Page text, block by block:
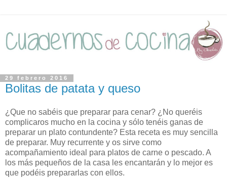
29 febrero 2016
Bolitas de patata y queso
¿Que no sabéis que preparar para cenar? ¿No queréis
complicaros mucho en la cocina y sólo tenéis ganas de
preparar un plato contundente? Esta receta es muy sencilla
de preparar. Muy recurrente y os sirve como
acompañamiento ideal para platos de carne o pescado. A
los más pequeños de la casa les encantarán y lo mejor es
que podéis prepararlas con ellos.